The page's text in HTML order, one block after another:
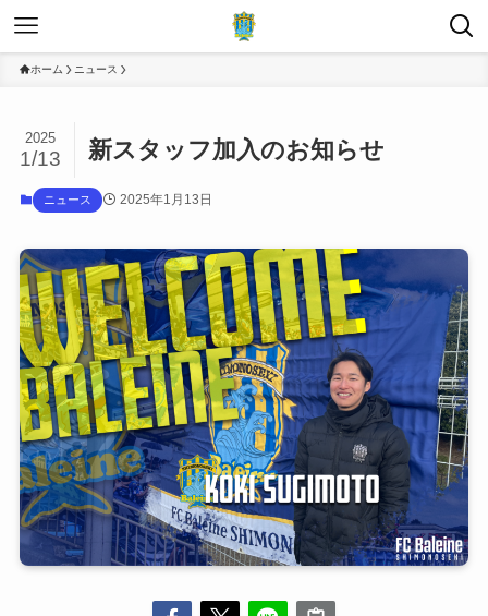
ホーム ニュース
新スタッフ加入のお知らせ
2025
1/13
ニュース 2025年1月13日